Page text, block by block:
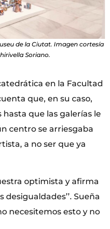
de la Ciutat. Imagen cortesía
Soriano.
en la Facultad
que, en su caso,
que las galerías le
centro se arriesgaba
a no ser que ya
optimista y afirma
desigualdades’’. Sueña
necesitemos esto y no